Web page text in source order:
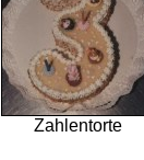
Zahlentorte